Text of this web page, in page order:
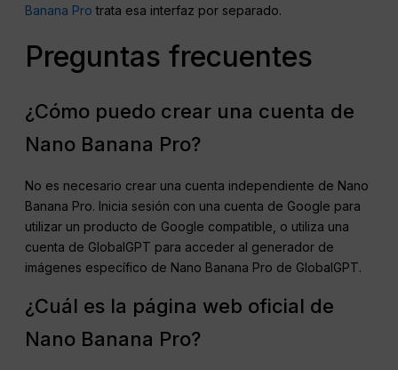
Banana Pro trata esa interfaz por separado.
Preguntas frecuentes
¿Cómo puedo crear una cuenta de
Nano Banana Pro?
No es necesario crear una cuenta independiente de Nano
Banana Pro. Inicia sesión con una cuenta de Google para
utilizar un producto de Google compatible, o utiliza una
cuenta de GlobalGPT para acceder al generador de
imágenes específico de Nano Banana Pro de GlobalGPT.
¿Cuál es la página web oficial de
Nano Banana Pro?